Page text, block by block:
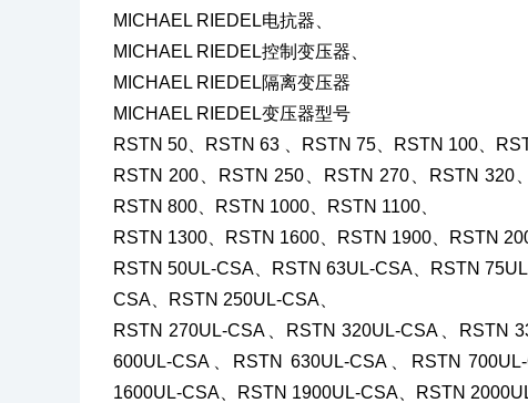
MICHAEL RIEDEL电抗器、
MICHAEL RIEDEL控制变压器、
MICHAEL RIEDEL隔离变压器
MICHAEL RIEDEL变压器型号
RSTN 50、RSTN 63 、RSTN 75、RSTN 100、
RSTN 200、RSTN 250、RSTN 270、RSTN 320
RSTN 800、RSTN 1000、RSTN 1100、
RSTN 1300、RSTN 1600、RSTN 1900、RSTN
RSTN 50UL-CSA、RSTN 63UL-CSA、RSTN
CSA、RSTN 250UL-CSA、
RSTN 270UL-CSA、RSTN 320UL-CSA、RSTN
600UL-CSA、RSTN 630UL-CSA、RSTN
1600UL-CSA、RSTN 1900UL-CSA、RSTN